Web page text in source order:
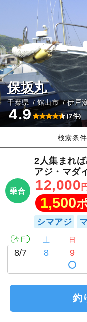
保坂丸
千葉県 館山市 伊戸
4.9 (7件)
検索条
乗合
2人集まれ
アジ・マダ
12,000
1,500
シマアジ
今日
8/7
土
8
日
9
釣